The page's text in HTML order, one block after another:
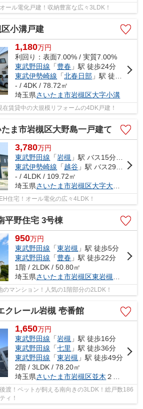
ール電化戸建！収納豊富な広々3LDK！
小溝戸建
1,180万円
利回り：表面7.00% / 実質7.00%
東武野田線 「豊春 」駅 徒歩24分
東武伊勢崎線 「北春日部 」駅 徒歩27分
- / 4DK / 78.72㎡
埼玉県さいたま市岩槻区大字小溝
在賃貸中の大規模リフォームの4DK戸建！
たま市岩槻区大野島一戸建て
3,780万円
東武野田線 「岩槻 」駅 バス15分 「下飯塚」 停歩9分
東武伊勢崎線 「越谷 」駅 バス29分 「下飯塚（埼玉県）」 停歩10分
- / 4LDK / 109.72㎡
埼玉県さいたま市岩槻区大字大野島
住宅！オール電化の広々4LDK！
平野住宅 3号棟
950万円
東武野田線 「東岩槻 」駅 徒歩5分
東武野田線 「豊春 」駅 徒歩22分
1階 / 2LDK / 50.80㎡
埼玉県さいたま市岩槻区東岩槻
のマンション！人気の1階部分の2LDK！
クレール岩槻 壱番館
1,650万円
東武野田線 「岩槻 」駅 徒歩16分
東武野田線 「七里 」駅 徒歩36分
東武野田線 「東岩槻 」駅 徒歩49分
2階 / 3LDK / 78.20㎡
埼玉県さいたま市岩槻区並木 ２丁目3-1
渡！ペットが飼える南向きの3LDK！総戸数186
ィ！